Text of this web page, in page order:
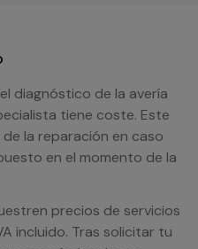
diagnóstico de la avería
tiene coste. Este
la reparación en caso
en el momento de la
precios de servicios
incluido. Tras solicitar tu